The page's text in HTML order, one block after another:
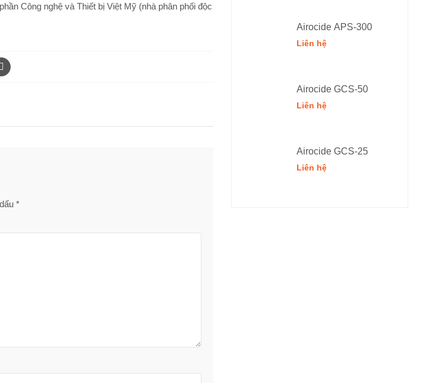
Công nghệ và Thiết bị Việt Mỹ (nhà phân phối độc
*
Airocide APS-300
Liên hệ
Airocide GCS-50
Liên hệ
Airocide GCS-25
Liên hệ